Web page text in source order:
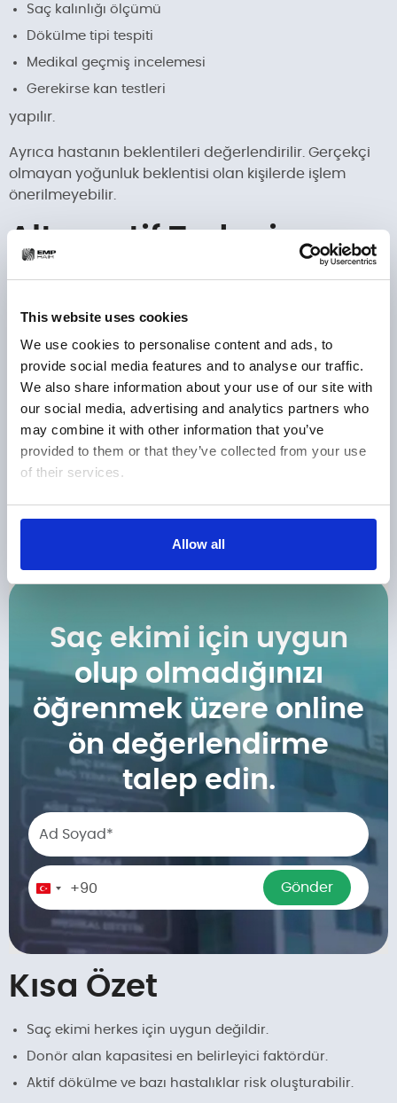
This website uses cookies
We use cookies to personalise content and ads, to
provide social media features and to analyse our traffic.
We also share information about your use of our site with
our social media, advertising and analytics partners who
may combine it with other information that you’ve
provided to them or that they’ve collected from your use
of their services.
Allow all
Saç kalınlığı ölçümü
Dökülme tipi tespiti
Medikal geçmiş incelemesi
Gerekirse kan testleri
yapılır.
Ayrıca hastanın beklentileri değerlendirilir. Gerçekçi
olmayan yoğunluk beklentisi olan kişilerde işlem
önerilmeyebilir.
Alternatif Tedavi
Yöntemleri
Saç ekimi uygun değilse tamamen çözümsüz bir
durum söz konusu değildir. Alternatif yaklaşımlar
değerlendirilebilir:
Medikal tedaviler (topikal veya sistemik destekler)
Saç mezoterapisi
PRP uygulamaları
Kök hücre destekli yaklaşımlar
Saç simülasyonu
sonucunda belirlenmelidir.
Saç ekimi için uygun
olup olmadığınızı
öğrenmek üzere online
ön değerlendirme
talep edin.
Phone number
Turkey
+90
+90 Gönder
Kısa Özet
Saç ekimi herkes için uygun değildir.
Donör alan kapasitesi en belirleyici faktördür.
Aktif dökülme ve bazı hastalıklar risk oluşturabilir.